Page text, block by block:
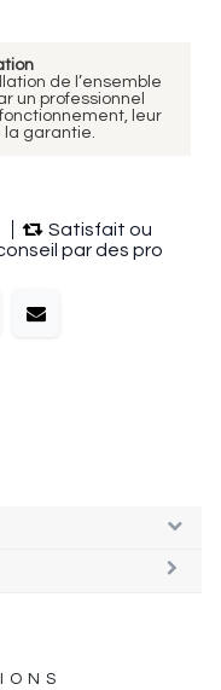
de l’ensemble
un professionnel
leur
garantie.
Satisfait ou
par des pro